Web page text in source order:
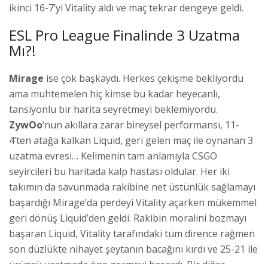
ikinci 16-7’yi Vitality aldı ve maç tekrar dengeye geldi.
ESL Pro League Finalinde 3 Uzatma
Mı?!
Mirage ise çok başkaydı. Herkes çekişme bekliyordu
ama muhtemelen hiç kimse bu kadar heyecanlı,
tansiyonlu bir harita seyretmeyi beklemiyordu.
ZywOo‘nun akıllara zarar bireysel performansı, 11-
4’ten atağa kalkan Liquid, geri gelen maç ile oynanan 3
uzatma evresi… Kelimenin tam anlamıyla CSGO
seyircileri bu haritada kalp hastası oldular. Her iki
takımın da savunmada rakibine net üstünlük sağlamayı
başardığı Mirage’da perdeyi Vitality açarken mükemmel
geri dönüş Liquid’den geldi. Rakibin moralini bozmayı
başaran Liquid, Vitality tarafındaki tüm dirence rağmen
son düzlükte nihayet şeytanın bacağını kırdı ve 25-21 ile